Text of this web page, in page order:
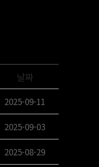
날짜
2025-09-11
2025-09-03
2025-08-29